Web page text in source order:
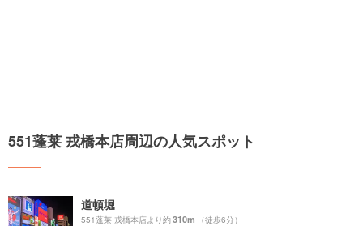
551蓬莱 戎橋本店周辺の人気スポット
道頓堀
551蓬莱 戎橋本店より約310m （徒歩6分）